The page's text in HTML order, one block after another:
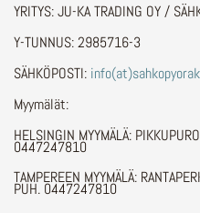
YRITYS: JU-KA TRADING OY /
Y-TUNNUS: 2985716-3
SÄHKÖPOSTI:
Myymälät:
HELSINGIN MYYMÄLÄ:
0447247810
TAMPEREEN MYYMÄLÄ:
PUH. 0447247810